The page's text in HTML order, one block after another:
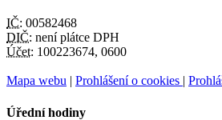
IČ: 00582468
DIČ: není plátce DPH
Účet: 100223674, 0600
Mapa webu Prohlášení o cookies
Úřední hodiny